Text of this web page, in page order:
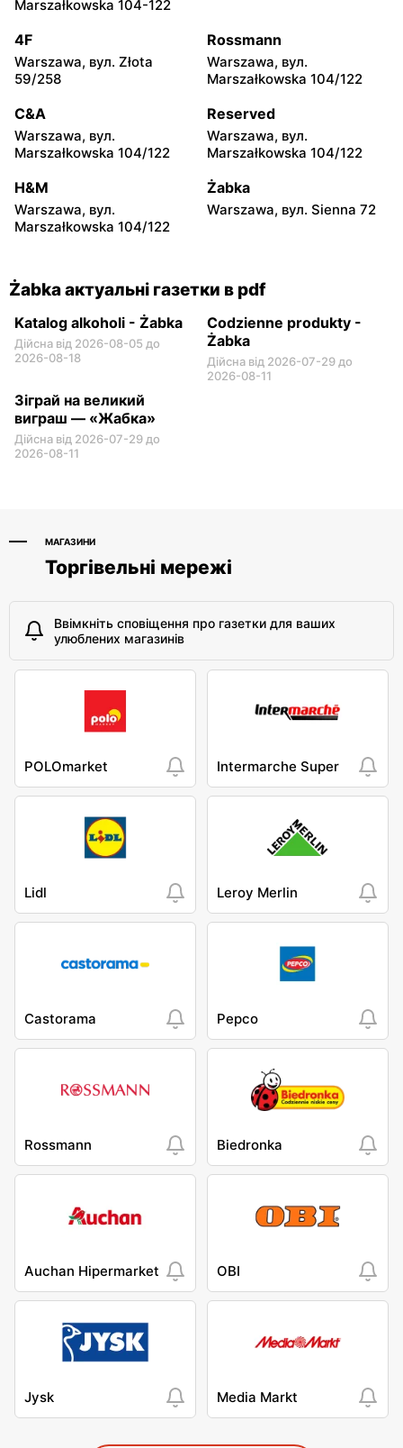
Chałubińskiego 8
73
Żabka
Grzybowska 4
Żabka
41/43
Żabka Żabka
Żabka
Warszawa, вул. Prosta 2/14
Żabka
Marszałkowska 104-122
4F
Warszawa, вул. Złota
59/258
Rossmann
Warszawa, вул.
Marszałkowska 104/122
C&A
Warszawa, вул.
Marszałkowska 104/122
Reserved
Warszawa, вул.
Marszałkowska 104/122
H&M
Warszawa, вул.
Marszałkowska 104/122
Żabka
Warszawa, вул. Sienna 72
Żabka актуальні газетки в pdf
Katalog alkoholi - Żabka
Дійсна від 2026-08-05 до
2026-08-18
Codzienne produkty -
Żabka
Дійсна від 2026-07-29 до
2026-08-11
Зіграй на великий
виграш — «Жабка»
Дійсна від 2026-07-29 до
2026-08-11
МАГАЗИНИ
Торгівельні мережі
Ввімкніть сповіщення про газетки для ваших
улюблених магазинів
POLOmarket Intermarche Super
Lidl Leroy Merlin
Castorama Pepco
Rossmann Biedronka
Auchan Hipermarket OBI
Jysk Media Markt